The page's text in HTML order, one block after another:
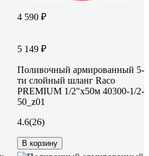
4 590 ₽
5 149 ₽
Поливочный армированный 5-
ти слойный шланг Raco
PREMIUM 1/2"x50м 40300-1/2-
50_z01
4.6(26)
В корзину